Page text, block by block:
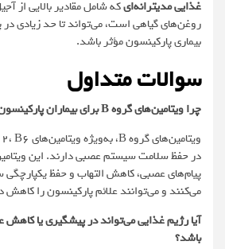
غذایی مدیترانه‌ایکه شامل مقادیر بالایی از
روغن‌های گیاهی است، می‌تواند تا حد زیادی در
بیماری پارکینسون مؤثر باشد.
سوالات متداول
چرا ویتامین‌های گروه B برای بیماران پارکینسون اهمیت دارند؟
در حفظ سلامت سیستم عصبی دارند. این
پیام‌های عصبی، کاهش التهاب و حفظ
می‌کنند و می‌توانند علائم پارکینسون را کاهش
آیا رژیم غذایی می‌تواند در پیشگیری یا کاهش
باشد؟